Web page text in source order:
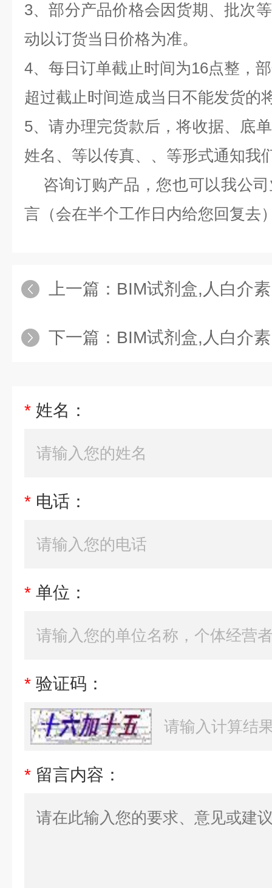
3、部分产品价格会因货期、批次
动以订货当日价格为准。
4、每日订单截止时间为16点整，
超过截止时间造成当日不能发货的
5、请办理完货款后，将收据、底
姓名、等以传真、、等形式通知我
咨询订购产品，您也可以我公
言（会在半个工作日内给您回复去
上一篇： BIM试剂盒,人白介素1β转
下一篇： BIM试剂盒,人白介素1可溶性
* 姓名：
* 电话：
* 单位：
* 验证码：
* 留言内容：